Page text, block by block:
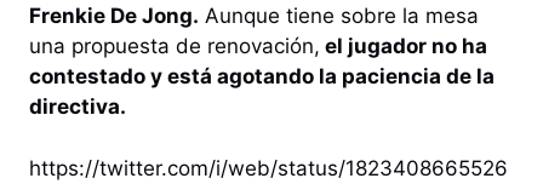
Frenkie De Jong. Aunque tiene sobre la mesa
una propuesta de renovación, el jugador no ha
contestado y está agotando la paciencia de la
directiva.
https://twitter.com/i/web/status/1823408665526